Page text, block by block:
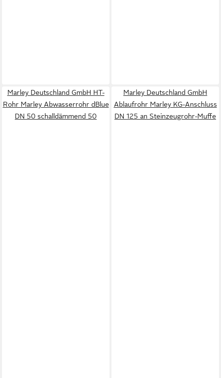
Marley Deutschland GmbH HT-
Rohr Marley Abwasserrohr dBlue
DN 50 schalldämmend 50
Marley Deutschland GmbH
Ablaufrohr Marley KG-Anschluss
DN 125 an Steinzeugrohr-Muffe